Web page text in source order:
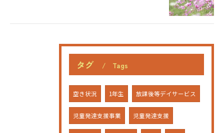
タグ Tags
空き状況 1年生 放課後等デイサービス
児童発達支援事業 児童発達支援